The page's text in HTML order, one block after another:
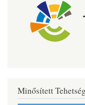
Minősített